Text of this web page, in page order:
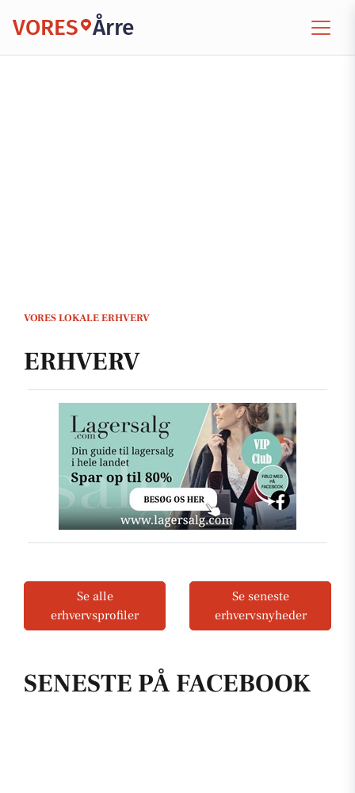
VORES Årre
VORES LOKALE ERHVERV
SENESTE PÅ FACEBOOK
ERHVERV
Se alle
erhvervsprofiler
Se seneste
erhvervsnyheder